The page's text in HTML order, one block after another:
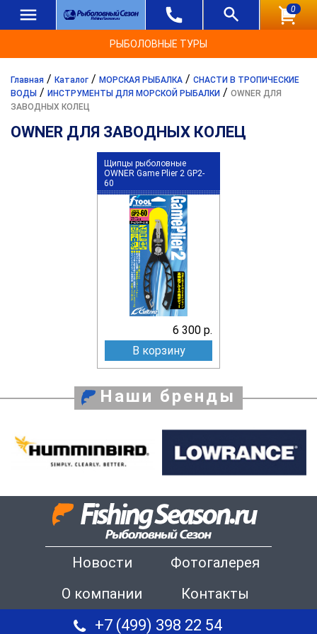
0
РЫБОЛОВНЫЕ ТУРЫ
Главная / Каталог / МОРСКАЯ РЫБАЛКА / СНАСТИ В ТРОПИЧЕСКИЕ
ВОДЫ / ИНСТРУМЕНТЫ ДЛЯ МОРСКОЙ РЫБАЛКИ / OWNER ДЛЯ
ЗАВОДНЫХ КОЛЕЦ
OWNER ДЛЯ ЗАВОДНЫХ КОЛЕЦ
Щипцы рыболовные
OWNER Game Plier 2 GP2-
60
6 300 р.
В корзину
Наши бренды
Новости
Фотогалерея
О компании
Контакты
+7 (499) 398 22 54